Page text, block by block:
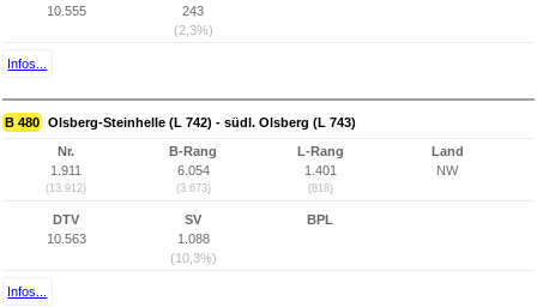
10.555
243
(2,3%)
Infos...
B 480 Olsberg-Steinhelle (L 742) - südl. Olsberg (L 743)
Nr.
1.911
(13.912)
B-Rang
6.054
(3.673)
L-Rang
1.401
(818)
Land
NW
DTV
10.563
SV
1.088
(10,3%)
BPL
Infos...